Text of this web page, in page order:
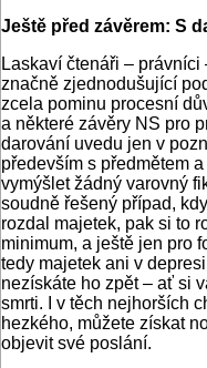
Ještě před závěrem: S
Laskaví čtenáři –
značně zjednodušující
zcela pominu procesní
a některé závěry NS pro
darování uvedu jen v
především s předmětem
vymýšlet žádný varovný
soudně řešený případ,
rozdal majetek, pak si to
minimum, a ještě jen pro
tedy majetek ani v
nezískáte ho zpět – ať si
smrti. I v těch nejhorších
hezkého, můžete získat
objevit své poslání.